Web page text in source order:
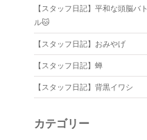
【スタッフ日記】平和な頭脳バト
ル🐱
【スタッフ日記】おみやげ
【スタッフ日記】蝉
【スタッフ日記】背黒イワシ
カテゴリー